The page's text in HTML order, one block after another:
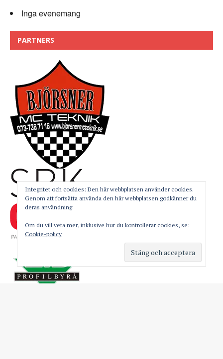
Inga evenemang
PARTNERS
Integritet och cookies: Den här webbplatsen använder cookies.
Genom att fortsätta använda den här webbplatsen godkänner du
deras användning.
Om du vill veta mer, inklusive hur du kontrollerar cookies, se:
Cookie-policy